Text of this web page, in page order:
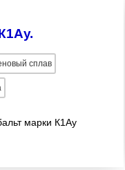
сплав
марки К1Ау